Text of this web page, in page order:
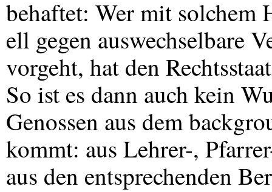
behaftet: Wer mit solchem
ell gegen auswechselbare
vorgeht, hat den
So ist es dann auch kein
Genossen aus dem
kommt: aus Lehrer-,
aus den entsprechenden